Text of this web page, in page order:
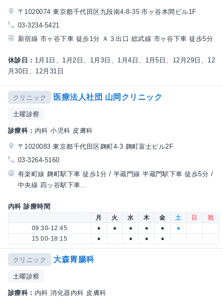
〒1020074 東京都千代田区九段南4-8-35 市ヶ谷本間ビル1F
03-3234-5421
新宿線 市ヶ谷下車 徒歩1分 Ａ３出口 総武線 市ヶ谷下車 徒歩5分
休診日： 1月1日、1月2日、1月3日、1月4日、1月5日、12月29日、12
月30日、12月31日
クリニック 医療法人社団 山岡クリニック
土曜診察
診療科： 内科 小児科 皮膚科
〒1020083 東京都千代田区麹町4-3 麹町富士ビル2F
03-3264-5160
有楽町線 麹町駅下車 徒歩1分 / 半蔵門線 半蔵門駅下車 徒歩5分 /
中央線 四ッ谷駅下車...
内科 診療時間
月 火 水 木 金 土 日
祝
09:30-12:45
● ● ● ● ●
●
15:00-18:15
● ● ● ●
クリニック 大森胃腸科
土曜診察
診療科： 内科 消化器内科 皮膚科